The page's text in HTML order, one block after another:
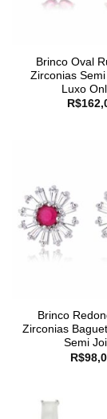
Brinco Oval
Zirconias
Luxo
R$
Brinco
Zirconias
Semi
R$